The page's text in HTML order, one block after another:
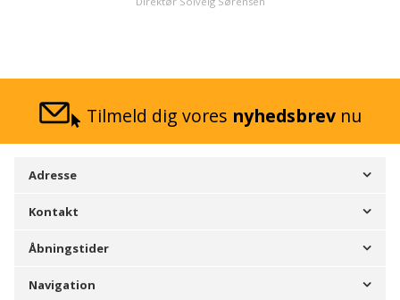
Tilmeld dig vores nyhedsbrev nu
Adresse
Kontakt
Åbningstider
Navigation